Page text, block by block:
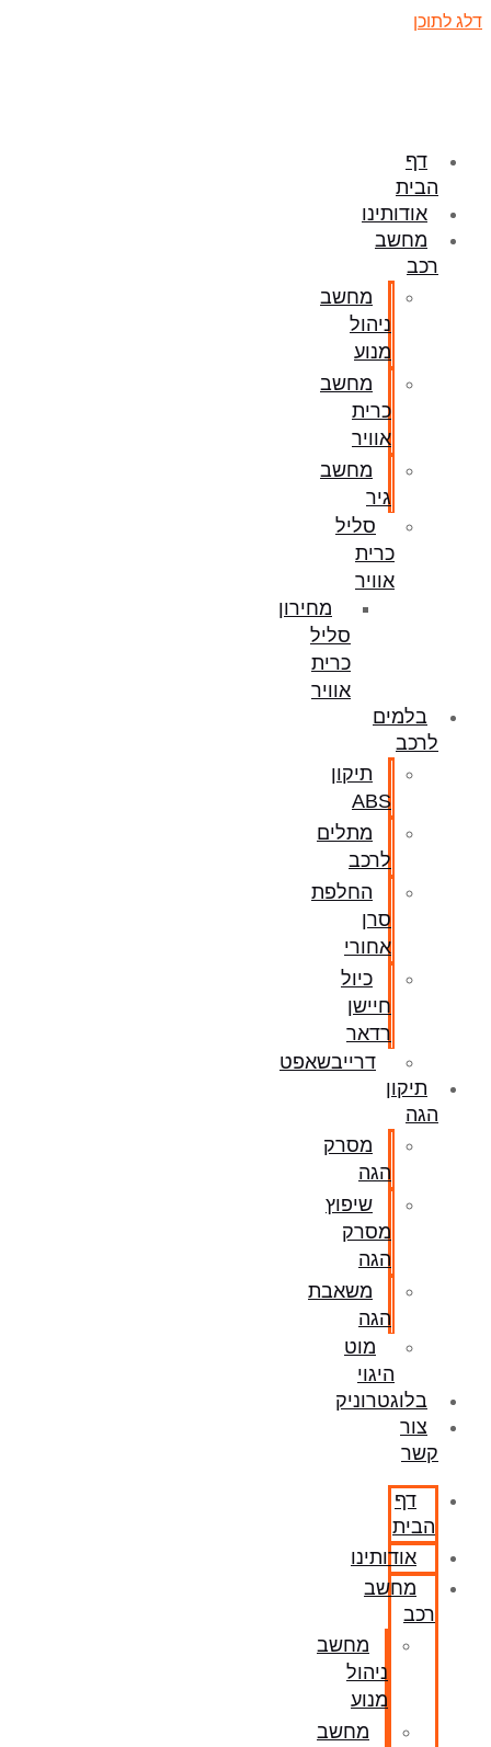
דלג לתוכן
דף
הבית
אודותינו
מחשב
רכב
מחשב
ניהול
מנוע
מחשב
כרית
אוויר
מחשב
גיר
סליל
כרית
אוויר
מחירון
סליל
כרית
אוויר
בלמים
לרכב
תיקון
ABS
מתלים
לרכב
החלפת
סרן
אחורי
כיול
חיישן
רדאר
דרייבשאפט
תיקון
הגה
מסרק
הגה
שיפוץ
מסרק
הגה
משאבת
הגה
מוט
היגוי
בלוגטרוניק
צור
קשר
דף
הבית
אודותינו
מחשב
רכב
מחשב
ניהול
מנוע
מחשב